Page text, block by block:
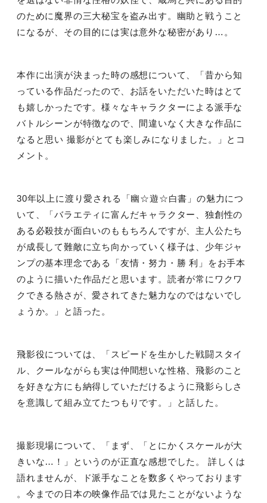
のために魔界の三大秘宝を盗み出す。幽助と戦うこと
になるが、その目的には実は意外な秘密があり … 。
本作に出演が決まった時の感想について、「昔から知
っている作品だったので、お話をいただいた時はとて
も嬉しかったです。様々なキャラクターによる派手な
バトルシーンが特徴なので、間違いなく大きな作品に
なると思い 撮影がとても楽しみになりました。」とコ
メント。
30年以上に渡り愛される「幽☆遊☆白書」の魅力につ
いて、「バラエティに富んだキャラクター、独創性の
ある必殺技が面白いのももちろんですが、主人公たち
が成長して難敵に立ち向かっていく様子は、少年ジャ
ンプの基本理念である「友情・努力・勝 利」をお手本
のように描いた作品だと思います。読者が常にワクワ
クできる熱さが、愛されてきた魅力なのではないでし
ょうか。」と語った。
飛影役については、「スピードを生かした戦闘スタイ
ル、クールながらも実は仲間想いな性格、飛影のこと
を好きな方にも納得していただけるように飛影らしさ
を意識して組み立てたつもりです。」と話した。
撮影現場について、「まず、「とにかくスケールが大
きいな… ！」というのが正直な感想でした。 詳しくは
語れませんが、ド派手なことを数多くやっております
。今までの日本の映像作品では見たことがないような